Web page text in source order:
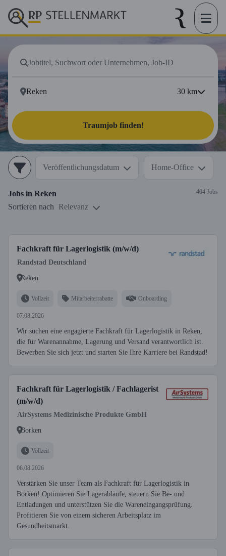
30 km
Traumjob finden!
Veröffentlichungsdatum Home-Office
Jobs in Reken 404 Jobs
Sortieren nach Relevanz
Fachkraft für Lagerlogistik (m/w/d)
Randstad Deutschland
Reken
Vollzeit Mitarbeiterrabatte Onboarding
07.08.2026
Wir suchen eine engagierte Fachkraft für Lagerlogistik in Reken,
die für Warenannahme, Lagerung und Versand verantwortlich ist.
Bewerben Sie sich jetzt und starten Sie Ihre Karriere bei Randstad!
Fachkraft für Lagerlogistik / Fachlagerist
(m/w/d)
AirSystems Medizinische Produkte GmbH
Borken
Vollzeit
06.08.2026
Verstärken Sie unser Team als Fachkraft für Lagerlogistik in
Borken! Optimieren Sie Lagerabläufe, steuern Sie Be- und
Entladungen und unterstützen Sie die Wareneingangsprüfung.
Profitieren Sie von einem sicheren Arbeitsplatz im
Gesundheitsmarkt.